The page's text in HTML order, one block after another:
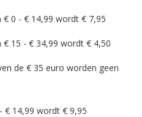
0 - € 14,99 wordt € 7,95
15 - € 34,99 wordt € 4,50
de € 35 euro worden geen
€ 14,99 wordt € 9,95